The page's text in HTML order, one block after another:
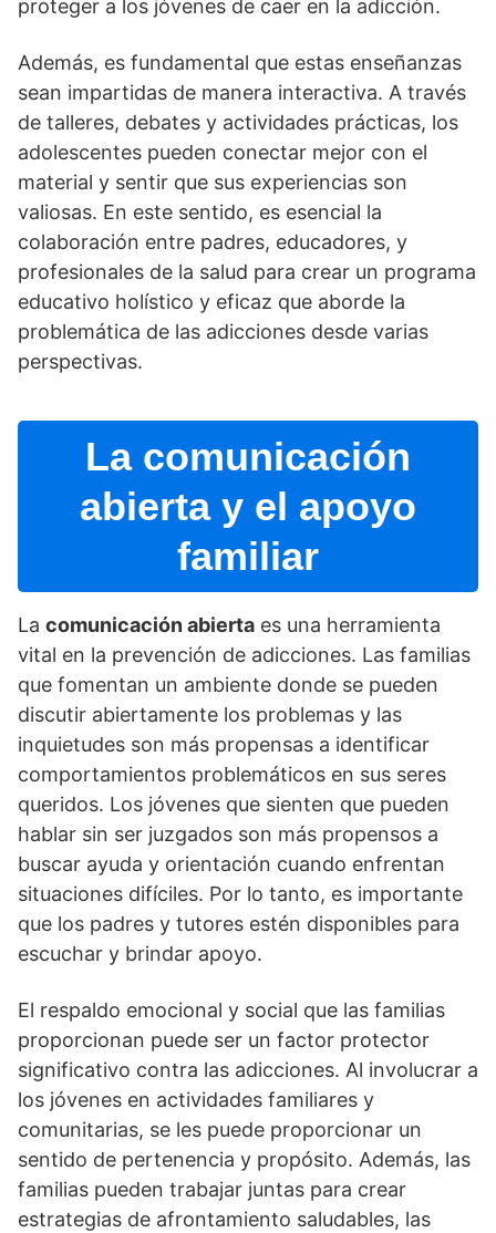
proteger a los jóvenes de caer en la adicción.
Además, es fundamental que estas enseñanzas
sean impartidas de manera interactiva. A través
de talleres, debates y actividades prácticas, los
adolescentes pueden conectar mejor con el
material y sentir que sus experiencias son
valiosas. En este sentido, es esencial la
colaboración entre padres, educadores, y
profesionales de la salud para crear un programa
educativo holí­stico y eficaz que aborde la
problemática de las adicciones desde varias
perspectivas.
La comunicación
abierta y el apoyo
familiar
La comunicación abierta es una herramienta
vital en la prevención de adicciones. Las familias
que fomentan un ambiente donde se pueden
discutir abiertamente los problemas y las
inquietudes son más propensas a identificar
comportamientos problemáticos en sus seres
queridos. Los jóvenes que sienten que pueden
hablar sin ser juzgados son más propensos a
buscar ayuda y orientación cuando enfrentan
situaciones difí­ciles. Por lo tanto, es importante
que los padres y tutores estén disponibles para
escuchar y brindar apoyo.
El respaldo emocional y social que las familias
proporcionan puede ser un factor protector
significativo contra las adicciones. Al involucrar a
los jóvenes en actividades familiares y
comunitarias, se les puede proporcionar un
sentido de pertenencia y propósito. Además, las
familias pueden trabajar juntas para crear
estrategias de afrontamiento saludables, las